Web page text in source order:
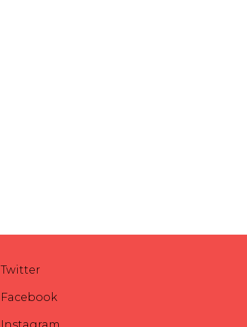
Twitter
Facebook